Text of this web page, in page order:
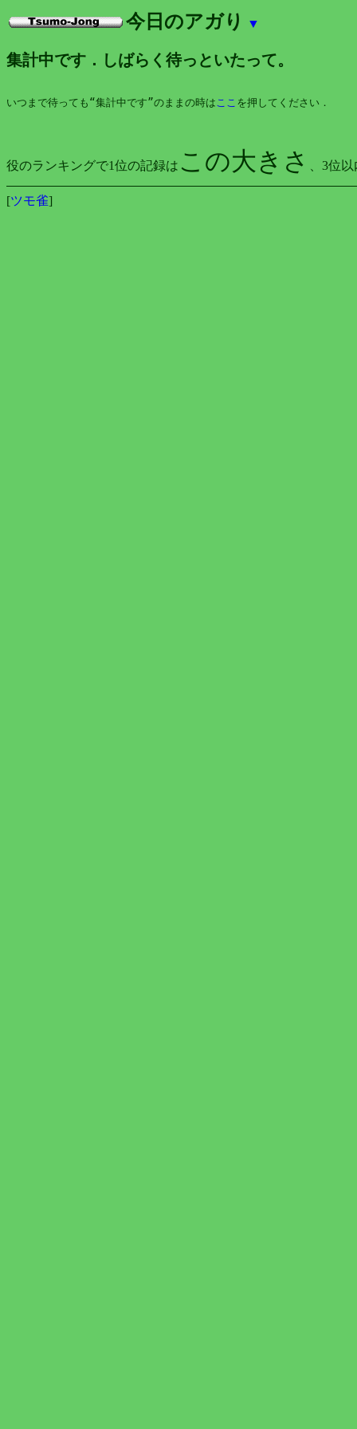
今日のアガり ▼
集計中です．しばらく待っといたって。
いつまで待っても“集計中です”のままの時はここ を押してください．
役のランキングで1位の記録は この大きさ 、3位
[ツモ雀]